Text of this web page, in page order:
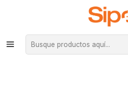
¡Compra hasta mediodía y recibe hoy! De
Santiago. Envío gratis desde $29.990
Inicio Componentes PC
Placa Madre Asus ROG STRIX X670E-E